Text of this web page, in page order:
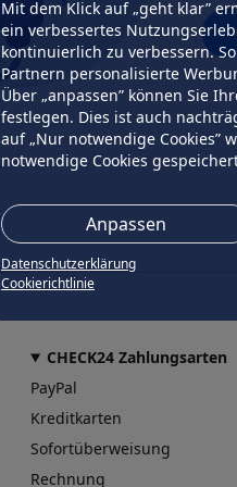
Mit dem Klick auf „geht klar”
ein verbessertes
kontinuierlich zu verbessern.
Partnern personalisierte
Über „anpassen” können Sie
festlegen. Dies ist auch
auf „Nur notwendige Cookies”
notwendige Cookies
Anpassen
Datenschutzerklärung
Cookierichtlinie
CHECK24 Zahlungsarten
PayPal
Kreditkarten
Sofortüberweisung
Rechnung